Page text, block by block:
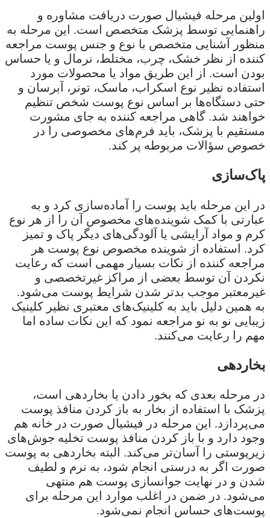
اولین مرحله فیشیال صورت دریافت مشاوره و
راهنمایی توسط پزشک متخصص است. این مرحله به
منظور آشنایی متخصص با نوع و جنس پوست مراجعه
کننده از نظر خشک، چرب، مختلط، نرمال و یا حساس
بودن است. از این طریق مواد یا محصولات مورد
استفاده نظیر نوع اسکراب، ماسک، تونر، آبرسان و
حتی دستگاه‌ها بر اساس نوع پوست شخص تنظیم
خواهند شد. گاهی مراجعه کننده به جای مشورت
مستقیم با پزشک، باید فرم‌های مخصوصی را در
خصوص سؤالات مربوطه پر کند.
پاک‌سازی
در این مرحله باید پوست را آماده‌سازی کرد و به
عبارتی با کمک شوینده‌های مخصوص آن را از هر نوع
کرم و مواد آرایشی یا آلودگی‌های دیگر پاک و تمیز
کرد. استفاده از شوینده مخصوص نوع پوست هر
مراجعه کننده از نکات بسیار مهمی است که رعایت
نکردن آن توسط بعضی از مراکز غیرتخصصی و
غیرمعتبر موجب بدتر شدن شرایط پوست می‌شود.
به همین دلیل باید به کلینیک‌های معتبری نظیر کلینیک
زیبایی نو به نو مراجعه نمود که این نکات ساده اما
مهم را رعایت می‌کنند.
بخاردهی
در مرحله بعدی که بخور دادن یا بخاردهی است،
پزشک با استفاده از بخار به باز کردن منافذ پوست
می‌پردازد. این مرحله در فیشیال صورت در خانه هم
وجود دارد و با باز کردن منافذ پوست تخلیه جوش‌های
زیرپوستی را آسان‌تر می‌کند. البته بخاردهی به پوست
صورت اگر به درستی انجام شود، به نرم و لطیف
شدن و در نهایت جوانسازی پوست هم منتهی
می‌شود. در ضمن در اغلب موارد این مرحله برای
پوست‌های حساس انجام نمی‌شود.